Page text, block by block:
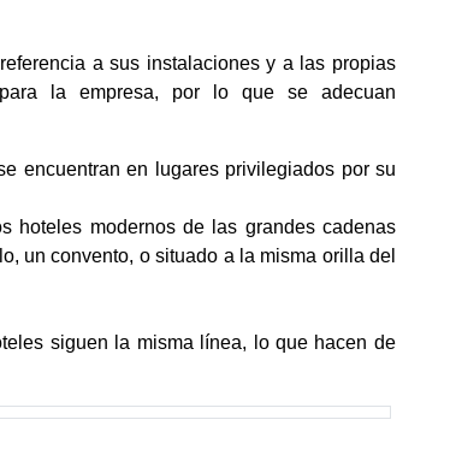
a sus instalaciones y a las propias
la empresa, por lo que se adecuan
encuentran en lugares privilegiados por su
hoteles modernos de las grandes cadenas
un convento, o situado a la misma orilla del
siguen la misma línea, lo que hacen de